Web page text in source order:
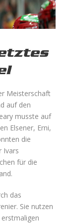
Meisterschaft
auf den
musste auf
Elsener, Erni,
die
Ivars
für die
das
Sie nutzen